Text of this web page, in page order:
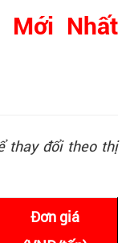
Mới Nhất
thay đổi theo thị
Đơn giá